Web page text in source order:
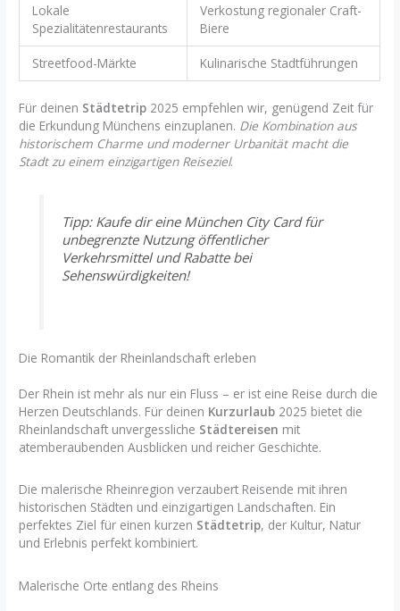
Lokale
Spezialitätenrestaurants
Verkostung regionaler Craft-
Biere
Streetfood-Märkte Kulinarische Stadtführungen
Für deinen Städtetrip 2025 empfehlen wir, genügend Zeit für
die Erkundung Münchens einzuplanen. Die Kombination aus
historischem Charme und moderner Urbanität macht die
Stadt zu einem einzigartigen Reiseziel.
Tipp: Kaufe dir eine München City Card für
unbegrenzte Nutzung öffentlicher
Verkehrsmittel und Rabatte bei
Sehenswürdigkeiten!
Die Romantik der Rheinlandschaft erleben
Der Rhein ist mehr als nur ein Fluss – er ist eine Reise durch die
Herzen Deutschlands. Für deinen Kurzurlaub 2025 bietet die
Rheinlandschaft unvergessliche Städtereisen mit
atemberaubenden Ausblicken und reicher Geschichte.
Die malerische Rheinregion verzaubert Reisende mit ihren
historischen Städten und einzigartigen Landschaften. Ein
perfektes Ziel für einen kurzen Städtetrip, der Kultur, Natur
und Erlebnis perfekt kombiniert.
Malerische Orte entlang des Rheins